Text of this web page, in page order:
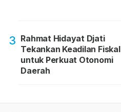
3 Rahmat Hidayat Djati
Tekankan Keadilan Fiskal
untuk Perkuat Otonomi
Daerah